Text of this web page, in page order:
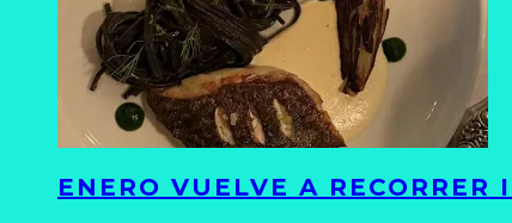
ENERO VUELVE A